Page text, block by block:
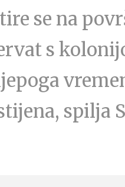
se na
s
spilja